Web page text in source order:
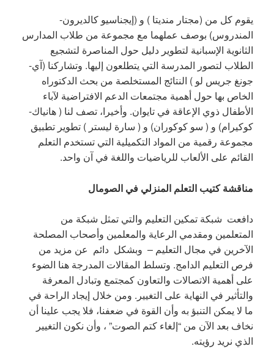
يقوم كل من (مجتار منديتا ) و (إيجناسيو كالديرون-
المندروس) بوصف عملهما مع مجموعة من طلاب المدارس
الثانوية الإسبانية لتطوير دليل حول المناصرة لتشجيع
الطلاب لتصور المدرسة التي يتطلعون إليها. وتشاركنا (آي-
جونغ جريس لو ) النتائج المستخلصة من بحث الدكتوراه
الخاص بها حول أهمية مجتمعات الدعم الافتراضية لآباء
الأطفال ذوي الإعاقة في تايوان. وأخيرا، تصف لنا ( هانياك-
كوكيرام) و ( سو كوكوران) و ( سارة ليستر ) تطوير تطبيق
مجموعة رقمية من المواد التكميلية التي تستخدم التعلم
القائم على الألعاب للرياضيات واللغة في آن واحد.
مناقشة كتيب التعلم المنزلي في الصومال
دافعت شبكة تمكين التعليم والتي تمثل شبكة من
المتعلمين ومقدمي الرعاية والمعلمين وأصحاب المصلحة
الآخرين في مجال التعليم – وبشكل دائم عن مزيد من
فرص التعليم الدامج. وتسلط المقالات المدرجة هنا الضوء
على أهمية الاتصالات والتعاون كمجتمع وتبادل المعرفة
والتأثير في النهاية على التغيير. ومن خلال إيجاد الراحة في
ما لا يمكن التنبؤ به وأن القوة في ضعفنا، فلا يجب علينا أن
نخاف بعد الآن من “إلغاء كتم الصوت” ، وأن نكون التغيير
الذي نريد رؤيته.